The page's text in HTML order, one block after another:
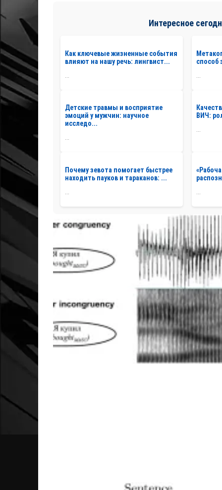
Интересное
Как ключевые жизненные события
влияют на нашу речь: лингвист...
способ
Детские травмы и восприятие
эмоций у мужчин: научное
исследо...
...
ВИЧ:
...
Почему зевота помогает быстрее
находить пауков и тараканов: ...